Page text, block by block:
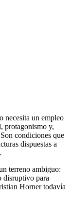
necesita un empleo
protagonismo y,
condiciones que
dispuestas a
terreno ambiguo:
disruptivo para
Horner todavía